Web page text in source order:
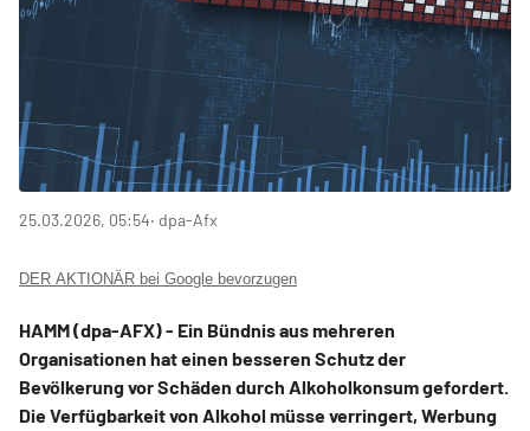
25.03.2026, 05:54‧ dpa-Afx
DER AKTIONÄR bei Google bevorzugen
HAMM (dpa-AFX) - Ein Bündnis aus mehreren
Organisationen hat einen besseren Schutz der
Bevölkerung vor Schäden durch Alkoholkonsum gefordert.
Die Verfügbarkeit von Alkohol müsse verringert, Werbung